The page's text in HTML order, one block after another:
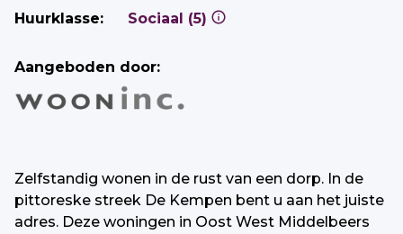
Huurklasse:
Sociaal (5)
Aangeboden door:
Zelfstandig wonen in de rust van een dorp. In de
pittoreske streek De Kempen bent u aan het juiste
adres. Deze woningen in Oost West Middelbeers